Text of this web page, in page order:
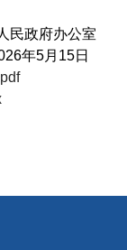
政府办公室
年5月15日